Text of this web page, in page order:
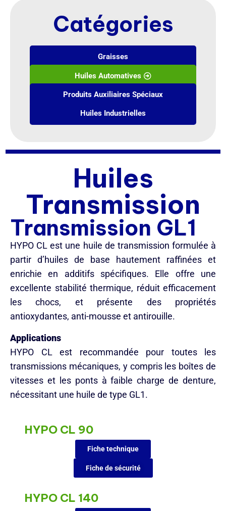
Catégories
Graisses
Huiles Automatives
Produits Auxiliaires Spéciaux
Huiles Industrielles
Huiles
Transmission
Transmission GL1
HYPO CL est une huile de transmission formulée à
partir d’huiles de base hautement raffinées et
enrichie en additifs spécifiques. Elle offre une
excellente stabilité thermique, réduit efficacement
les chocs, et présente des propriétés
antioxydantes, anti-mousse et antirouille.
Applications
HYPO CL est recommandée pour toutes les
transmissions mécaniques, y compris les boîtes de
vitesses et les ponts à faible charge de denture,
nécessitant une huile de type GL1.
HYPO CL 90
Fiche technique
Fiche de sécurité
HYPO CL 140